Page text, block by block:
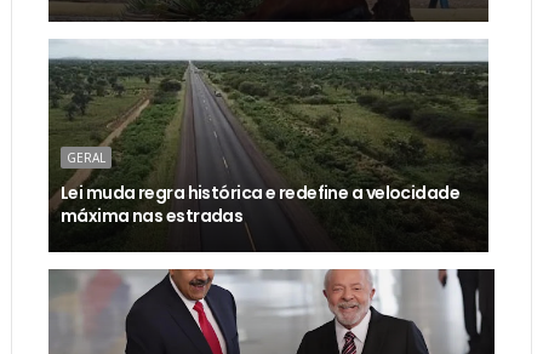
GERAL
Lei muda regra histórica e redefine a velocidade
máxima nas estradas